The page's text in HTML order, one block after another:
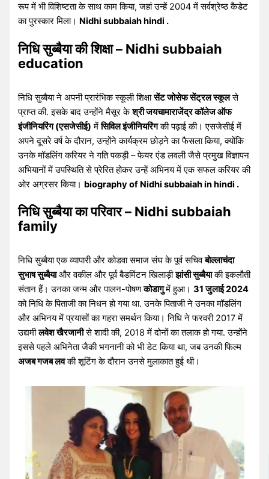
रूप में भी विशिष्टता के साथ काम किया, जहां उन्हें 2004 में सर्वश्रेष्ठ कैडेट
का पुरस्कार मिला। Nidhi subbaiah hindi .
निधि सुब्बैया की शिक्षा – Nidhi subbaiah
education
निधि सुब्बैया ने अपनी प्रारंभिक स्कूली शिक्षासेंट जोसेफ सेंट्रल स्कूलसे
प्राप्त की. इसके बाद उन्होंने मैसूर केश्री जयचामाराजेंद्र कॉलेज ऑफ
इंजीनियरिंग (एसजेसीई) मेंसिविल इंजीनियरिंगकी पढ़ाई की। एसजेसीई में
अपने दूसरे वर्ष के दौरान, उन्होंने कार्यक्रम छोड़ने का फैसला किया, क्योंकि
उनके मॉडलिंग करियर ने गति पकड़ी – फेयर एंड लवली जैसे प्रमुख विज्ञापन
अभियानों में उपस्थिति से प्रेरित होकर उन्हें अभिनय में एक सफल करियर की
ओर अग्रसर किया। biography of Nidhi subbaiah in hindi .
निधि सुब्बैया का परिवार – Nidhi subbaiah
family
निधि सुब्बैया एक व्यापारी और कोडवा समाज संघ के पूर्व सचिवबोल्लाचंदा
सुभाष सुब्बैयाऔर वकील और पूर्व बैडमिंटन खिलाड़ीझांसी सुब्बैयाकी इकलौती
संतान हैं। उनका जन्म और पालन-पोषणकोडागुमें हुआ।31 जुलाई 2024
को निधि के पिताजी का निधन हो गया था. उनके पिताजी ने उनका मॉडलिंग
और अभिनय में प्रयासों का गहरा समर्थन किया। निधि ने फरवरी 2017 में
उद्यमीलवेश खैरजानीसे शादी की, 2018 में दोनों का तलाक हो गया. उन्होंने
इससे पहले अभिनेता जैकी भगनानी को भी डेट किया था, जब उनकी फिल्म
अजब गजब लवकी शूटिंग के दौरान उनसे मुलाकात हुई थी।